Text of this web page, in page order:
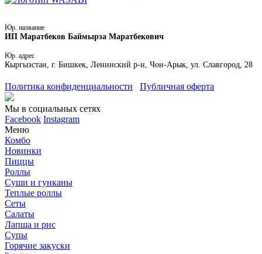
Юр. название
ИП Маратбеков Баймырза Маратбекович
Юр. адрес
Кыргызстан, г. Бишкек, Ленинский р-н, Чон-Арык, ул. Славгород, 28
Политика конфиденциальности Публичная оферта
Мы в социальных сетях
Facebook Instagram
Меню
Комбо
Новинки
Пиццы
Роллы
Суши и гунканы
Теплые роллы
Сеты
Салаты
Лапша и рис
Супы
Горячие закуски